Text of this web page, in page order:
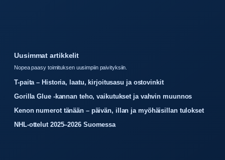
Uusimmat artikkelit
Nopea paasy toimituksen uusimpiin paivityksiin.
T-paita – Historia, laatu, kirjoitusasu ja ostovinkit
Gorilla Glue -kannan teho, vaikutukset ja vahvin muunnos
Kenon numerot tänään – päivän, illan ja myöhäisillan tulokset
NHL-ottelut 2025–2026 Suomessa